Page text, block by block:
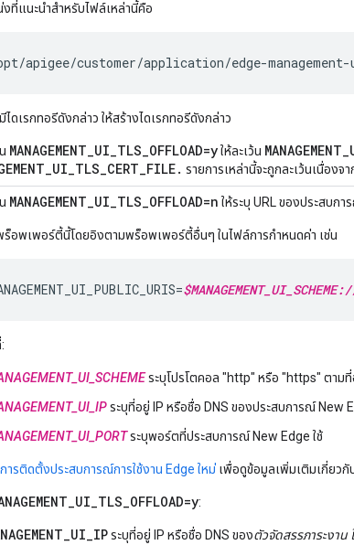
ที่แนะนำสำหรับไฟล์เหล่านี้คือ
apigee/customer/application/edge-
ไดเรกทอรีดังกล่าว ให้สร้างไดเรกทอรีดังกล่าว
MANAGEMENT_UI_TLS_OFFLOAD=yให้ละเว้น
รายการเหล่านี้จะถูกละเว้นเนื่องจ
MANAGEMENT_UI_TLS_OFFLOAD=n ให้ระบุ URL ของประสบกา
อพเพอร์ตี้นี้โดยอิงตามพร็อพเพอร์ตี้อื่นๆ ในไฟล์การกำหนดค่า เช่น
ระบุโปรโตคอล "http" หรือ "https" ตามที่
ระบุที่อยู่ IP หรือชื่อ DNS ของประสบการณ์ New
ระบุพอร์ตที่ประสบการณ์ New Edge ใช้
การติดตั้งประสบการณ์การใช้งาน Edge ใหม่ เพื่อดูข้อมูลเพิ่มเติมเกี่ยว
:
ระบุที่อยู่ IP หรือชื่อ DNS ของตัวจัดสรรภาระงาน